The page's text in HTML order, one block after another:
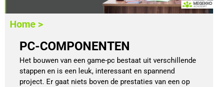
Home >
PC-COMPONENTEN
Het bouwen van een game-pc bestaat uit verschillende
stappen en is een leuk, interessant en spannend
project. Er gaat niets boven de prestaties van een op